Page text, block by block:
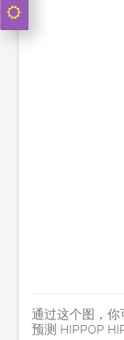
通过这个图，
预测 HIPPOP